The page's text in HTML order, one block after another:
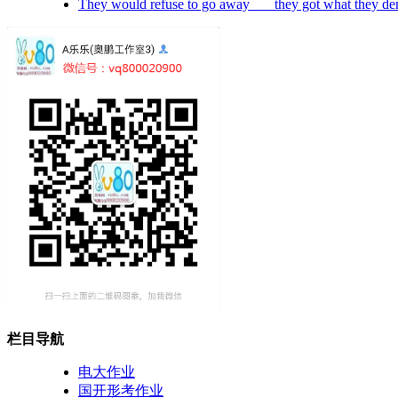
They would refuse to go away___ they got what they
栏目导航
电大作业
国开形考作业